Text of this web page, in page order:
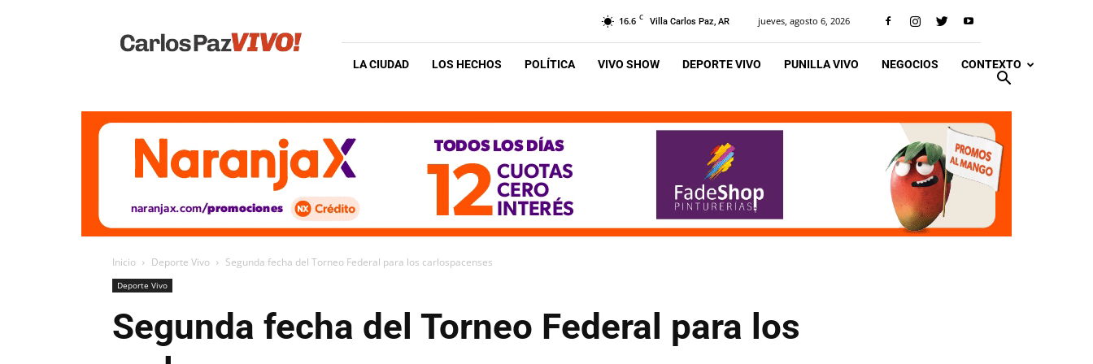
Vivo
16.6 C Villa Carlos Paz, AR jueves, agosto 6, 2026
LA CIUDAD LOS HECHOS POLÍTICA VIVO SHOW DEPORTE VIVO PUNILLA VIVO NEGOCIOS CONTEXTO
Inicio Deporte Vivo Segunda fecha del Torneo Federal para los carlospacenses
Deporte Vivo
Segunda fecha del Torneo Federal para los